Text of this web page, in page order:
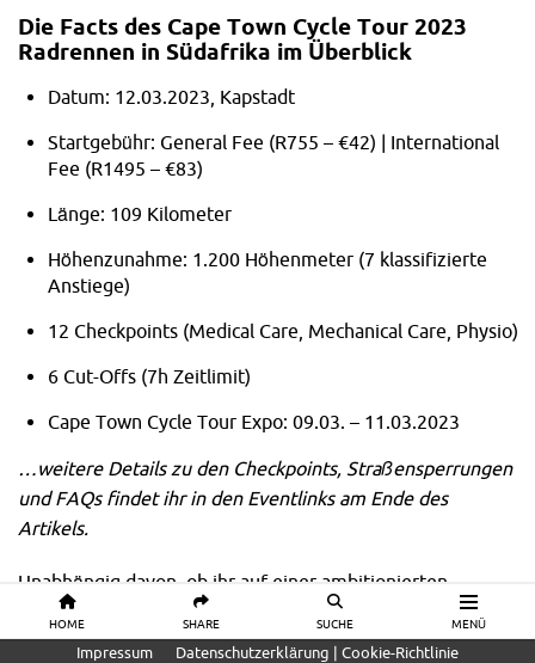
HOME SHARE SUCHE MENÜ
Die Facts des Cape Town Cycle Tour 2023
Radrennen in Südafrika im Überblick
Datum: 12.03.2023, Kapstadt
Startgebühr: General Fee (R755 – €42) | International
Fee (R1495 – €83)
Länge: 109 Kilometer
Höhenzunahme: 1.200 Höhenmeter (7 klassifizierte
Anstiege)
12 Checkpoints (Medical Care, Mechanical Care, Physio)
6 Cut-Offs (7h Zeitlimit)
Cape Town Cycle Tour Expo: 09.03. – 11.03.2023
…weitere Details zu den Checkpoints, Straßensperrungen
und FAQs findet ihr in den Eventlinks am Ende des
Artikels.
Unabhängig davon, ob ihr auf einer ambitionierten
Rennrad-Tagestour die Kap Halbinsel Südafrikas auf
autofreien Straßen erkunden möchtet oder die
Impressum Datenschutzerklärung | Cookie-Richtlinie